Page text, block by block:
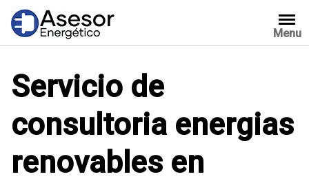
Saltar
contenido
Menu
Servicio de
consultoria energias
renovables en